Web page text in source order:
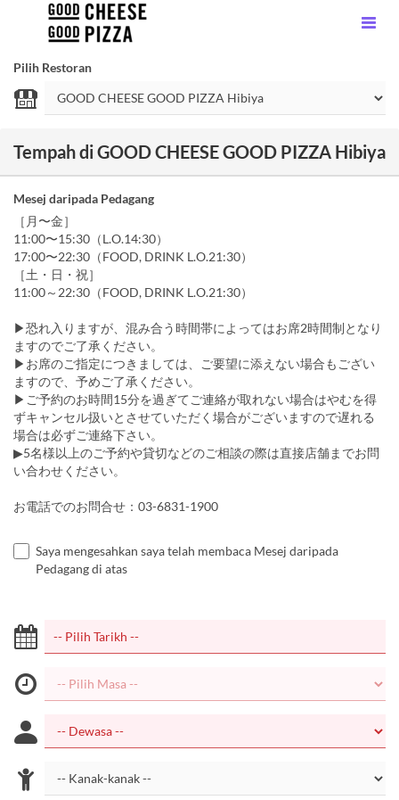
Pilih Restoran
Tempah di GOOD CHEESE GOOD PIZZA Hibiya
Mesej daripada Pedagang
［月〜金］
11:00〜15:30（L.O.14:30）
17:00〜22:30（FOOD, DRINK L.O.21:30）
［土・日・祝］
11:00～22:30（FOOD, DRINK L.O.21:30）
▶恐れ入りますが、混み合う時間帯によってはお席2時間制となり
ますのでご了承ください。
▶お席のご指定につきましては、ご要望に添えない場合もござい
ますので、予めご了承ください。
▶ご予約のお時間15分を過ぎてご連絡が取れない場合はやむを得
ずキャンセル扱いとさせていただく場合がございますので遅れる
場合は必ずご連絡下さい。
▶5名様以上のご予約や貸切などのご相談の際は直接店舗までお問
い合わせください。
お電話でのお問合せ：03-6831-1900
Saya mengesahkan saya telah membaca Mesej daripada
Pedagang di atas